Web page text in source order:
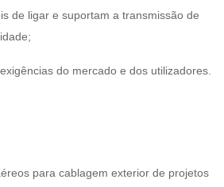
de ligar e suportam a transmissão de
do mercado e dos utilizadores.
para cablagem exterior de projetos